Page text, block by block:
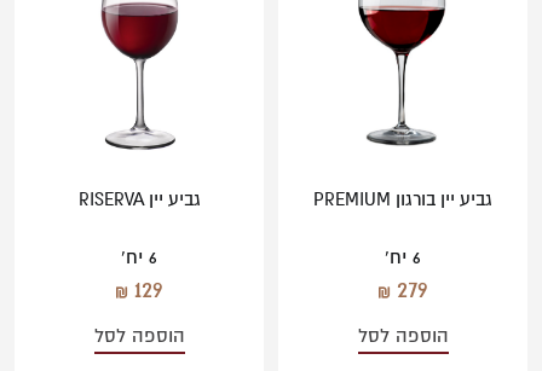
גביע יין בורגון PREMIUM
6 יח'
279
הוספה לסל
גביע יין RISERVA
6 יח'
129
הוספה לסל